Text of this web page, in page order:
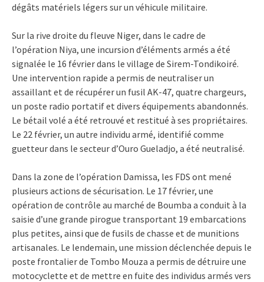
dégâts matériels légers sur un véhicule militaire.
Sur la rive droite du fleuve Niger, dans le cadre de
l’opération Niya, une incursion d’éléments armés a été
signalée le 16 février dans le village de Sirem-Tondikoiré.
Une intervention rapide a permis de neutraliser un
assaillant et de récupérer un fusil AK-47, quatre chargeurs,
un poste radio portatif et divers équipements abandonnés.
Le bétail volé a été retrouvé et restitué à ses propriétaires.
Le 22 février, un autre individu armé, identifié comme
guetteur dans le secteur d’Ouro Gueladjo, a été neutralisé.
Dans la zone de l’opération Damissa, les FDS ont mené
plusieurs actions de sécurisation. Le 17 février, une
opération de contrôle au marché de Boumba a conduit à la
saisie d’une grande pirogue transportant 19 embarcations
plus petites, ainsi que de fusils de chasse et de munitions
artisanales. Le lendemain, une mission déclenchée depuis le
poste frontalier de Tombo Mouza a permis de détruire une
motocyclette et de mettre en fuite des individus armés vers